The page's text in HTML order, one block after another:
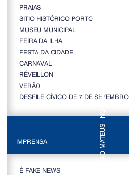
PRAIAS
SITIO HISTÓRICO PORTO
MUSEU MUNICIPAL
FEIRA DA ILHA
FESTA DA CIDADE
CARNAVAL
RÉVEILLON
VERÃO
DESFILE CÍVICO DE 7 DE SETEMBRO
IMPRENSA
É FAKE NEWS